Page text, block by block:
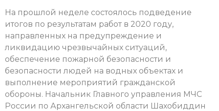
На прошлой неделе состоялось подведение
итогов по результатам работ в 2020 году,
направленных на предупреждение и
ликвидацию чрезвычайных ситуаций,
обеспечение пожарной безопасности и
безопасности людей на водных объектах и
выполнение мероприятий гражданской
обороны. Начальник Главного управления МЧС
России по Архангельской области Шахобиддин